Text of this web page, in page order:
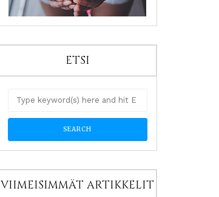
ETSI
VIIMEISIMMÄT ARTIKKELIT